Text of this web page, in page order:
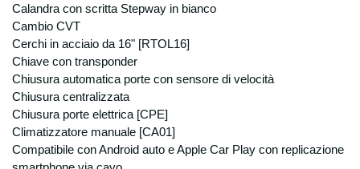
è necessaria l’acquisizione di dati personali
Finalità
i dati personali sono raccolti e trattati per
poter rispondere alle vostre richieste,
presenti e future, di informazioni sui nostri
prodotti e/o servizi ed in generale per
evadere ogni informazione e specifico
ordine/contratto;
per l’esecuzione degli obblighi e degli
Calandra con scritta Stepway in bianco
Cambio CVT
Cerchi in acciaio da 16" [RTOL16]
Chiave con transponder
Chiusura automatica porte con sensore di velocità
Chiusura centralizzata
Chiusura porte elettrica [CPE]
Climatizzatore manuale [CA01]
Compatibile con Android auto e Apple Car Play con replicazione